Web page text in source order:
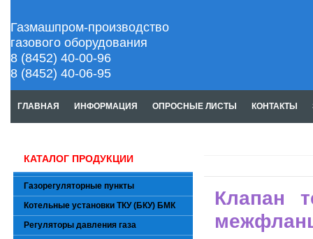
Газмашпром-производство
газового оборудования
8 (8452) 40-00-96
8 (8452) 40-06-95
ГЛАВНАЯ ИНФОРМАЦИЯ ОПРОСНЫЕ ЛИСТЫ КОНТАКТЫ
Клапан
КАТАЛОГ ПРОДУКЦИИ
Газорегуляторные пункты
Котельные установки ТКУ (БКУ) БМК
Регуляторы давления газа